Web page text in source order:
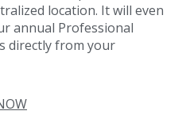
location. It will even
annual Professional
directly from your